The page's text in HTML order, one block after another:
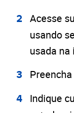
Acesse
usando
usada na
Indique